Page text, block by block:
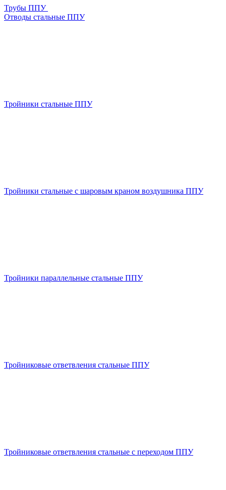
Трубы ППУ
Отводы стальные ППУ
Тройники стальные ППУ
Тройники стальные с шаровым краном воздушника ППУ
Тройники параллельные стальные ППУ
Тройниковые ответвления стальные ППУ
Тройниковые ответвления стальные с переходом ППУ